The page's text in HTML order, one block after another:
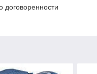
договоренности